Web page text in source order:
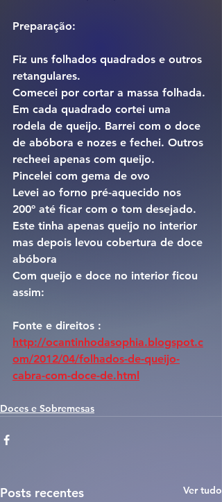
Preparação:
Fiz uns folhados quadrados e outros
retangulares.
Comecei por cortar a massa folhada.
Em cada quadrado cortei uma
rodela de queijo. Barrei com o doce
de abóbora e nozes e fechei. Outros
recheei apenas com queijo.
Pincelei com gema de ovo
Levei ao forno pré-aquecido nos
200º até ficar com o tom desejado.
Este tinha apenas queijo no interior
mas depois levou cobertura de doce
abóbora
Com queijo e doce no interior ficou
assim:
Fonte e direitos :
http://ocantinhodasophia.blogspot.c
om/2012/04/folhados-de-queijo-
cabra-com-doce-de.html
Doces e Sobremesas
Posts recentes Ver tudo